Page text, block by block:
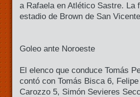
a Rafaela en Atlético Sastre. La
estadio de Brown de San
Goleo ante Noroeste
El elenco que conduce Tomás
contó con Tomás Bisca 6,
Carozzo 5, Simón Sevieres